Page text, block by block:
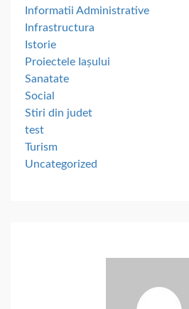
Informatii Administrative
Infrastructura
Istorie
Proiectele Iașului
Sanatate
Social
Stiri din judet
test
Turism
Uncategorized